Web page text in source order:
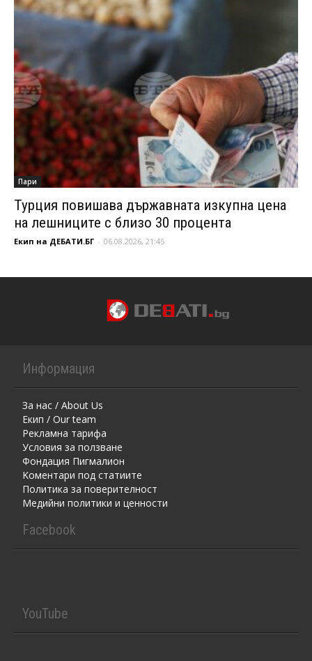
Пари
Турция повишава държавната изкупна цена
на лешниците с близо 30 процента
Екип на ДЕБАТИ.БГ - 06.08.2026, 21:45
Информация
За нас / About Us
Екип / Our team
Рекламна тарифа
Условия за ползване
Фондация Пигмалион
Kоментaри под статиите
Политика за поверителност
Медийни политики и ценности
Facebook
YouTube